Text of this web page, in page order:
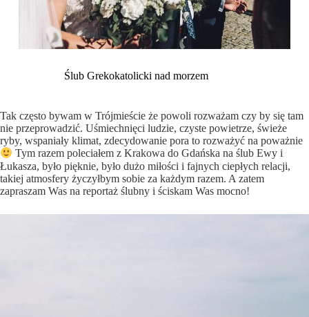
Ślub Grekokatolicki nad morzem
Tak często bywam w Trójmieście że powoli rozważam czy by się tam
nie przeprowadzić. Uśmiechnięci ludzie, czyste powietrze, świeże
ryby, wspaniały klimat, zdecydowanie pora to rozważyć na poważnie
Tym razem poleciałem z Krakowa do Gdańska na ślub Ewy i
Łukasza, było pięknie, było dużo miłości i fajnych ciepłych relacji,
takiej atmosfery życzyłbym sobie za każdym razem. A zatem
zapraszam Was na reportaż ślubny i ściskam Was mocno!